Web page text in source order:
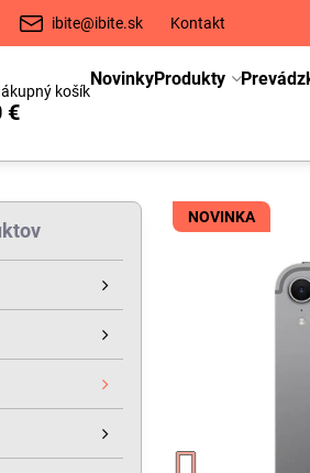
ibite@ibite.sk Kontakt
košík
€
NovinkyProdukty
NOVINKA